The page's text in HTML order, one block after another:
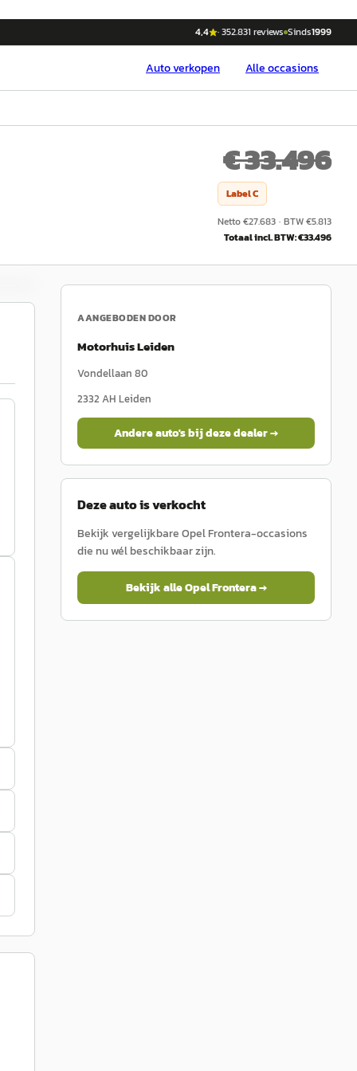
4,4 ·352.831 reviews Sinds1999
Autoverkopen Alle occasions
€ 33.496
LabelC
Netto €27.683 · BTW €5.813
Totaal incl. BTW: €33.496
AANGEBODEN DOOR
Motorhuis Leiden
Vondellaan 80
2332 AH Leiden
Andere auto's bij deze dealer →
Deze auto is verkocht
Bekijk vergelijkbareOpelFrontera-occasions
die nu wél beschikbaar zijn.
Bekijk alleOpelFrontera→